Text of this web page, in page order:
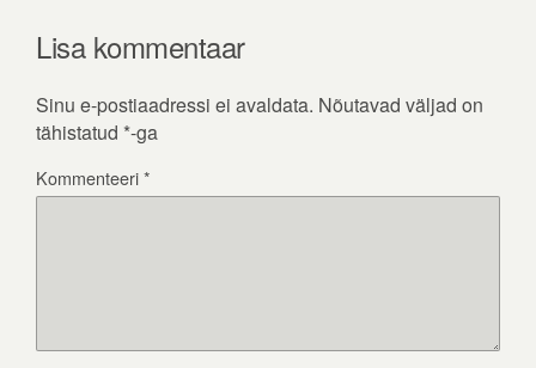
Lisa kommentaar
Sinu e-postiaadressi ei avaldata. Nõutavad väljad on
tähistatud *-ga
Kommenteeri*